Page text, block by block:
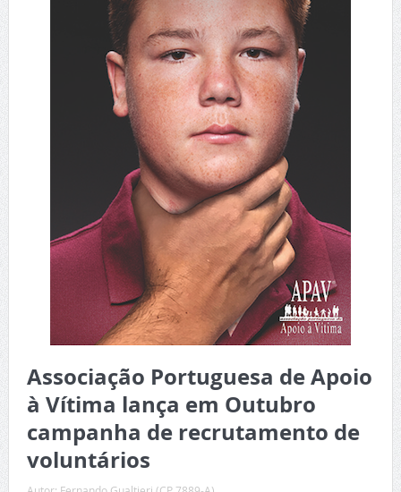
Associação Portuguesa de Apoio
à Vítima lança em Outubro
campanha de recrutamento de
voluntários